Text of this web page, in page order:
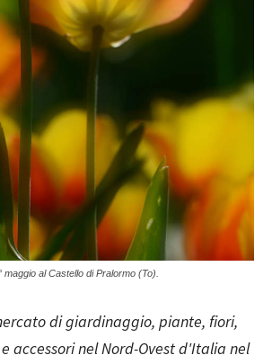
al Castello di Pralormo (To).
di giardinaggio, piante, fiori,
accessori nel Nord-Ovest d'Italia nel